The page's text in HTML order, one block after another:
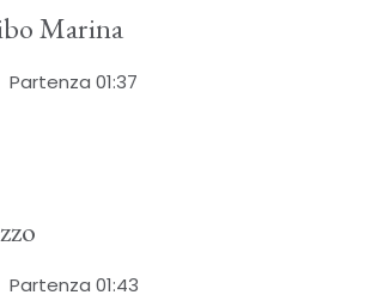
Marina
Partenza 01:37
Partenza 01:43